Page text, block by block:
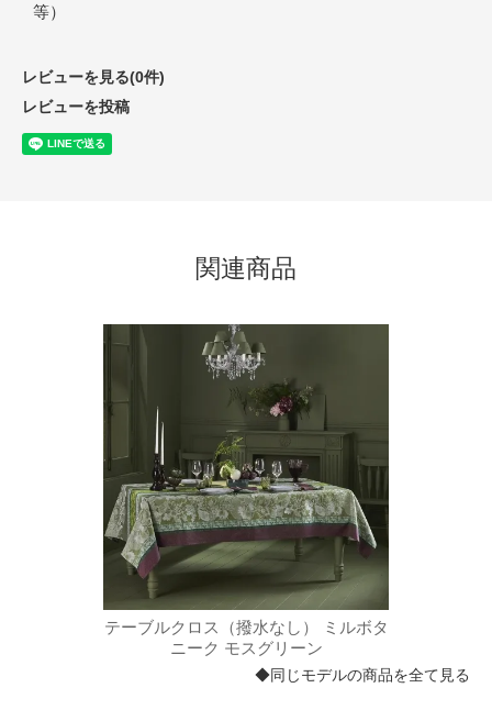
等）
レビューを見る(0件)
レビューを投稿
関連商品
テーブルクロス（撥水なし） ミルボタ
ニーク モスグリーン
◆同じモデルの商品を全て見る